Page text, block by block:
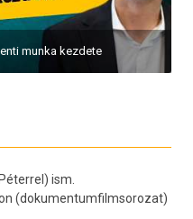
munka kezdete